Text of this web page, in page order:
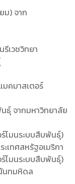
ม) จาก
เวชวิทยา
มคมาสเตอร์
ธุ์ จากมหาวิทยาลัย
โมนระบบสืบพันธุ์)
เทศสหรัฐอเมริกา
โมนระบบสืบพันธุ์)
นทมหิดล